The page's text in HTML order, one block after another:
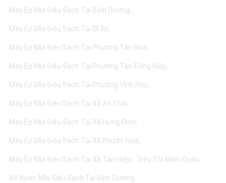
Máy Ép Mía Siêu Sạch Tại Bình Dương
Máy Ép Mía Siêu Sạch Tại Dĩ An
Máy Ép Mía Siêu Sạch Tại Phường Tân Bình
Máy Ép Mía Siêu Sạch Tại Phường Tân Đông Hiệp
Máy Ép Mía Siêu Sạch Tại Phường Vĩnh Phú
Máy Ép Mía Siêu Sạch Tại Xã An Thái
Máy Ép Mía Siêu Sạch Tại Xã Hưng Định
Máy Ép Mía Siêu Sạch Tại Xã Phước Hoà
Máy Ép Mía Siêu Sạch Tại Xã Tân Hiệp Siêu Thị Minh Quân
Xe Nước Mía Siêu Sạch Tại Bình Dương